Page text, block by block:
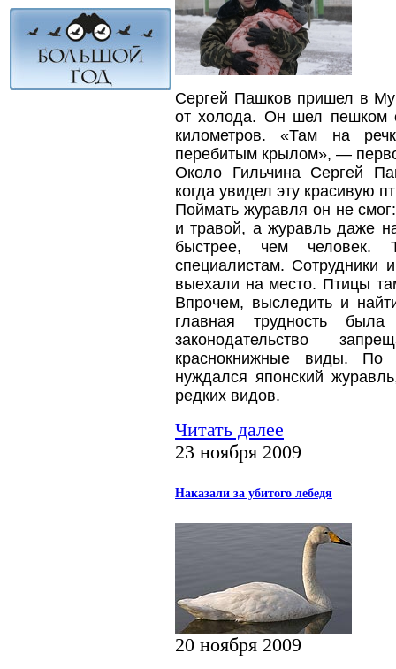
Сергей Пашков пришел в
от холода. Он шел пешком
километров. «Там на
перебитым крылом», —
Около Гильчина Сергей
когда увидел эту красивую
Поймать журавля он не
и травой, а журавль даже
быстрее, чем
специалистам. Сотрудники
выехали на место. Птицы
Впрочем, выследить и
главная трудность
законодательство
краснокнижные виды.
нуждался японский
редких видов.
Читать далее
23 ноября 2009
Наказали за убитого лебедя
20 ноября 2009